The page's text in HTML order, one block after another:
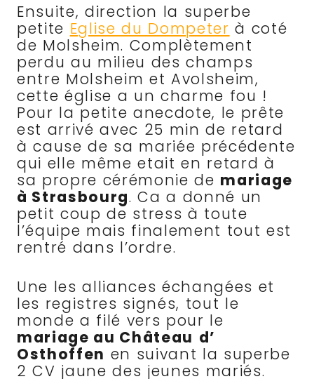
Ensuite, direction la superbe
petite Eglise du Dompeter à coté
de Molsheim. Complètement
perdu au milieu des champs
entre Molsheim et Avolsheim,
cette église a un charme fou !
Pour la petite anecdote, le prête
est arrivé avec 25 min de retard
à cause de sa mariée précédente
qui elle même etait en retard à
sa propre cérémonie de mariage
à Strasbourg. Ca a donné un
petit coup de stress à toute
l’équipe mais finalement tout est
rentré dans l’ordre.
Une les alliances échangées et
les registres signés, tout le
monde a filé vers pour le
mariage au Château d’
Osthoffen en suivant la superbe
2 CV jaune des jeunes mariés.